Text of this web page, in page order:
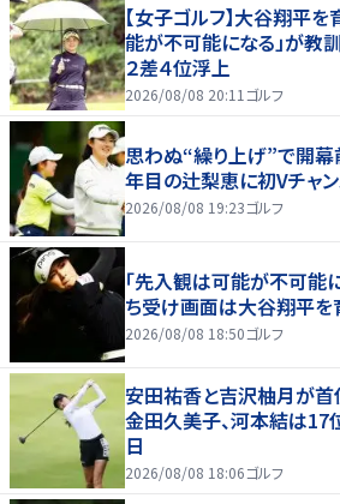
【女子ゴルフ】大谷翔平
能が不可能になる」が
２差４位浮上
2026/08/08 20:11 ゴルフ
思わぬ“繰り上げ”で開
年目の辻梨恵に初Vチャ
2026/08/08 19:23ゴルフ
「先入観は可能が不可能
ち受け画面は大谷翔平を
2026/08/08 18:50ゴルフ
安田祐香と吉沢柚月が首
金田久美子、河本結は
日
2026/08/08 18:06ゴルフ